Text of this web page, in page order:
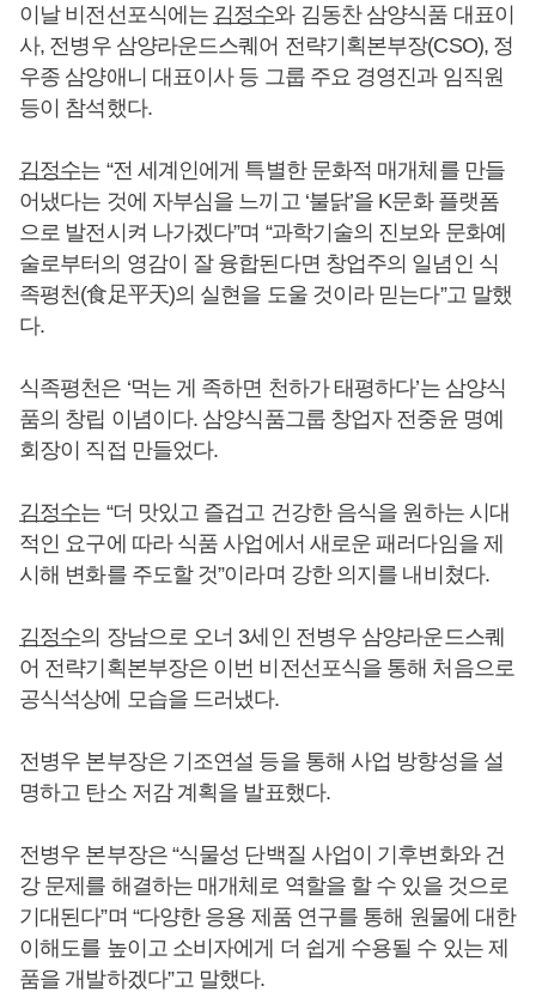
이날 비전선포식에는 김정수와 김동찬 삼양식품 대표이
사, 전병우 삼양라운드스퀘어 전략기획본부장(CSO), 정
우종 삼양애니 대표이사 등 그룹 주요 경영진과 임직원
등이 참석했다.
김정수는 “전 세계인에게 특별한 문화적 매개체를 만들
어냈다는 것에 자부심을 느끼고 ‘불닭’을 K문화 플랫폼
으로 발전시켜 나가겠다”며 “과학기술의 진보와 문화예
술로부터의 영감이 잘 융합된다면 창업주의 일념인 식
족평천(食足平天)의 실현을 도울 것이라 믿는다”고 말했
다.
식족평천은 ‘먹는 게 족하면 천하가 태평하다’는 삼양식
품의 창립 이념이다. 삼양식품그룹 창업자 전중윤 명예
회장이 직접 만들었다.
김정수는 “더 맛있고 즐겁고 건강한 음식을 원하는 시대
적인 요구에 따라 식품 사업에서 새로운 패러다임을 제
시해 변화를 주도할 것”이라며 강한 의지를 내비쳤다.
김정수의 장남으로 오너 3세인 전병우 삼양라운드스퀘
어 전략기획본부장은 이번 비전선포식을 통해 처음으로
공식석상에 모습을 드러냈다.
전병우 본부장은 기조연설 등을 통해 사업 방향성을 설
명하고 탄소 저감 계획을 발표했다.
전병우 본부장은 “식물성 단백질 사업이 기후변화와 건
강 문제를 해결하는 매개체로 역할을 할 수 있을 것으로
기대된다”며 “다양한 응용 제품 연구를 통해 원물에 대한
이해도를 높이고 소비자에게 더 쉽게 수용될 수 있는 제
품을 개발하겠다”고 말했다.